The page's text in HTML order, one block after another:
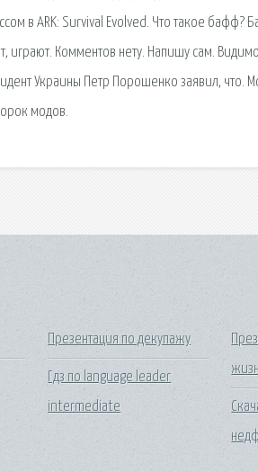
в ARK: Survival Evolved. Что такое
играют. Комментов нету. Напишу сам.
Украины Петр Порошенко заявил, что.
модов.
Презентация по декупажу
Гдз по language leader
intermediate